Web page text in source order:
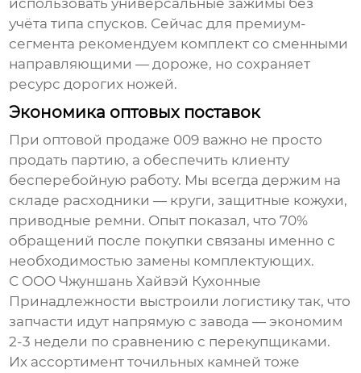
использовать универсальные зажимы без
учёта типа спусков. Сейчас для премиум-
сегмента рекомендуем комплект со сменными
направляющими — дороже, но сохраняет
ресурс дорогих ножей.
Экономика оптовых поставок
При оптовой продаже 009 важно не просто
продать партию, а обеспечить клиенту
бесперебойную работу. Мы всегда держим на
складе расходники — круги, защитные кожухи,
приводные ремни. Опыт показал, что 70%
обращений после покупки связаны именно с
необходимостью замены комплектующих.
С ООО Чжуншань Хайвэй Кухонные
Принадлежности выстроили логистику так, что
запчасти идут напрямую с завода — экономим
2-3 недели по сравнению с перекупщиками.
Их ассортимент точильных камней тоже